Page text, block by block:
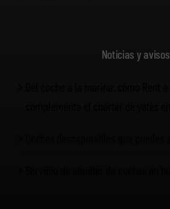
Noticias y avisos